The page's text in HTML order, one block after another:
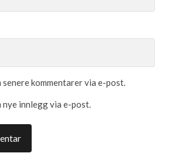
senere kommentarer via e-post.
nye innlegg via e-post.